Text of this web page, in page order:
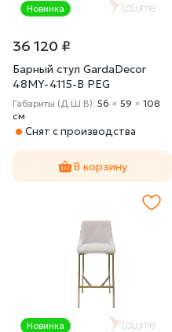
Новинка
36 120 ₽
Барный стул GardaDecor
48MY-4115-B PEG
Габариты (Д Ш В): 56 × 59 × 108
cм
Снят с производства
В корзину
Новинка